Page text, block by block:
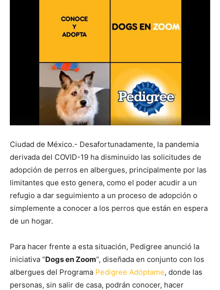
Ciudad de México.- Desafortunadamente, la pandemia
derivada del COVID-19 ha disminuido las solicitudes de
adopción de perros en albergues, principalmente por las
limitantes que esto genera, como el poder acudir a un
refugio a dar seguimiento a un proceso de adopción o
simplemente a conocer a los perros que están en espera
de un hogar.
Para hacer frente a esta situación, Pedigree anunció la
iniciativa “Dogs en Zoom”, diseñada en conjunto con los
albergues del Programa Pedigree Adóptame, donde las
personas, sin salir de casa, podrán conocer, hacer